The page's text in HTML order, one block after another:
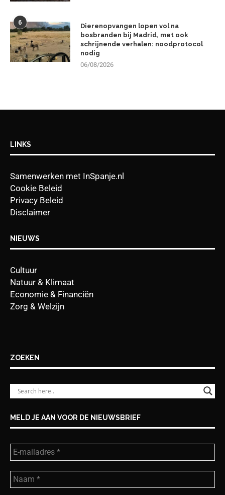
6
Dierenopvangen lopen vol na
bosbranden bij Madrid, met ook
schrijnende verhalen: noodprotocol
nodig
06/08/2026
LINKS
Samenwerken met InSpanje.nl
Cookie Beleid
Privacy Beleid
Disclaimer
NIEUWS
Cultuur
Natuur & Klimaat
Economie & Financiën
Zorg & Welzijn
ZOEKEN
MELD JE AAN VOOR DE NIEUWSBRIEF